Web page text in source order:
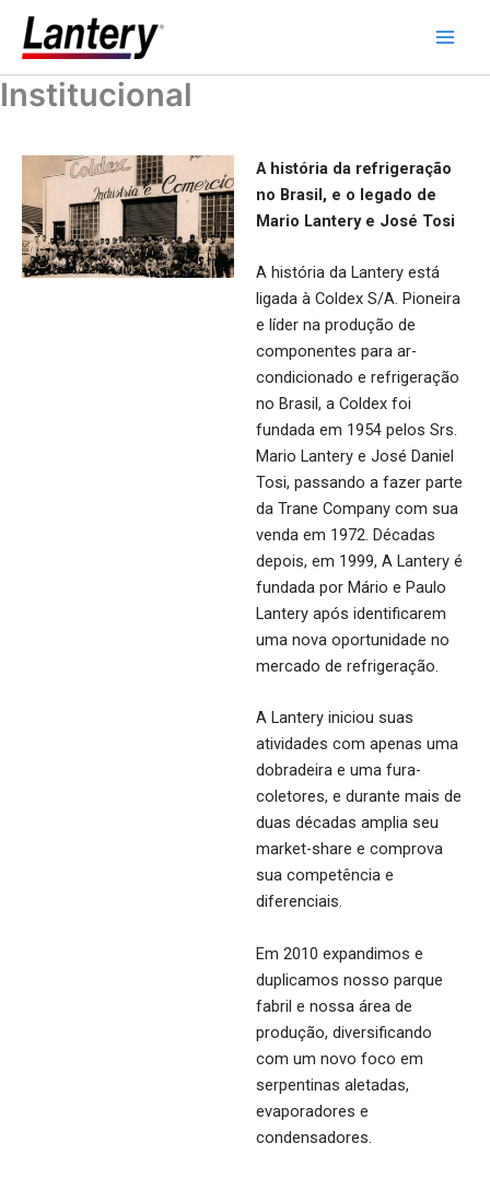
para
conteúdo
Institucional
A história da refrigeração
no Brasil, e o legado de
Mario Lantery e José Tosi
A história da Lantery está
ligada à Coldex S/A. Pioneira
e líder na produção de
componentes para ar-
condicionado e refrigeração
no Brasil, a Coldex foi
fundada em 1954 pelos Srs.
Mario Lantery e José Daniel
Tosi, passando a fazer parte
da Trane Company com sua
venda em 1972. Décadas
depois, em 1999, A Lantery é
fundada por Mário e Paulo
Lantery após identificarem
uma nova oportunidade no
mercado de refrigeração.
A Lantery iniciou suas
atividades com apenas uma
dobradeira e uma fura-
coletores, e durante mais de
duas décadas amplia seu
market-share e comprova
sua competência e
diferenciais.
Em 2010 expandimos e
duplicamos nosso parque
fabril e nossa área de
produção, diversificando
com um novo foco em
serpentinas aletadas,
evaporadores e
condensadores.